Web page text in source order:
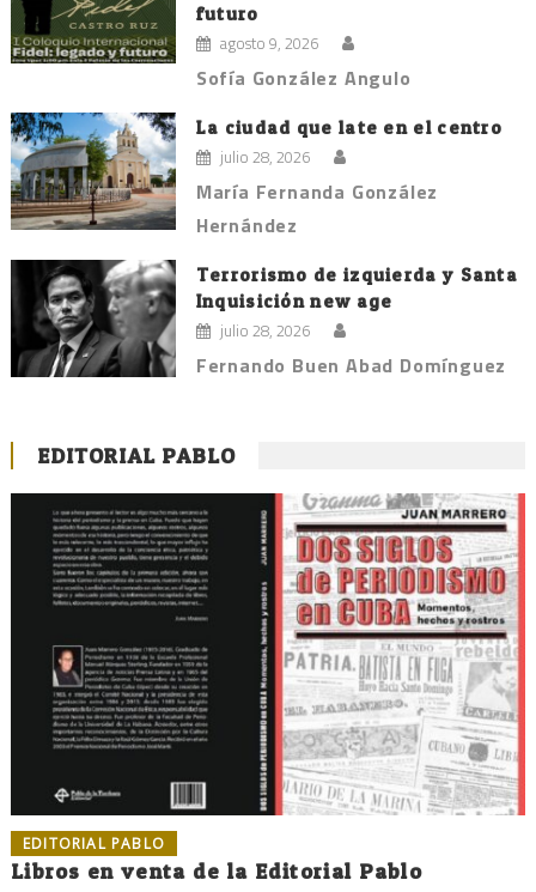
futuro
agosto 9, 2026
Sofía González Angulo
La ciudad que late en el centro
julio 28, 2026
María Fernanda González
Hernández
Terrorismo de izquierda y Santa
Inquisición new age
julio 28, 2026
Fernando Buen Abad Domínguez
EDITORIAL PABLO
EDITORIAL PABLO
Libros en venta de la Editorial Pablo